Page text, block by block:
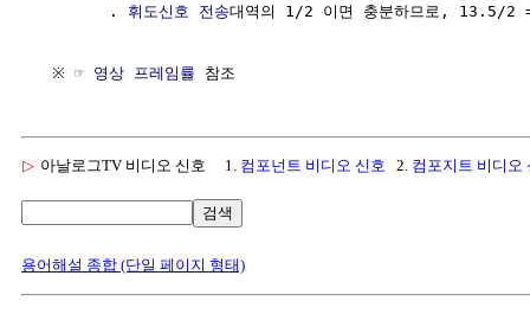
        .
휘도신호 전송대역의 1/2 이면 충분하므로, 13.5/2
  ※ ☞
영상 프레임률
▷ 아날로그TV 비디오 신호 1. 컴포넌트 비디오 신호 2. 컴포지트 비디오
검색
용어해설 종합 (단일 페이지 형태)